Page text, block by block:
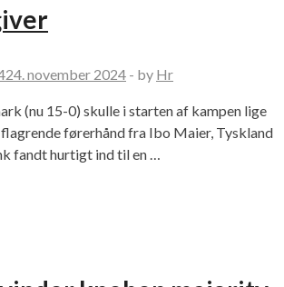
24. november 2024 - by Hr
(nu 15-0) skulle i starten af kampen lige
førerhånd fra Ibo Maier, Tyskland
fandt hurtigt ind til en …